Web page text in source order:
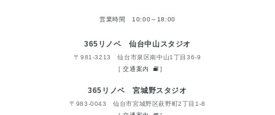
営業時間 10:00～18:00
365リノベ 仙台中山スタジオ
〒981-3213 仙台市泉区南中山1丁目36-9
[交通案内 ]
365リノベ 宮城野スタジオ
〒983-0043 仙台市宮城野区萩野町2丁目1-8